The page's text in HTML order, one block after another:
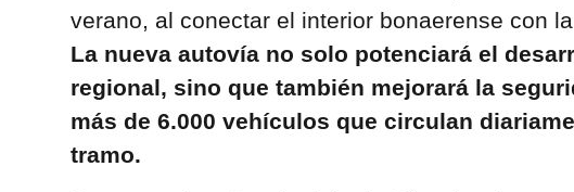
verano, al conectar el interior bonaerense con
La nueva autovía no solo potenciará el
regional, sino que también mejorará la
más de 6.000 vehículos que circulan
tramo.